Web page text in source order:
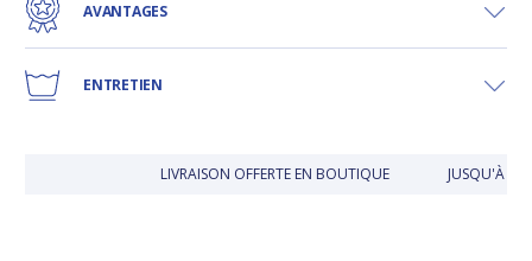
AVANTAGES
ENTRETIEN
LIVRAISON OFFERTE EN BOUTIQUE JUSQU'À 30